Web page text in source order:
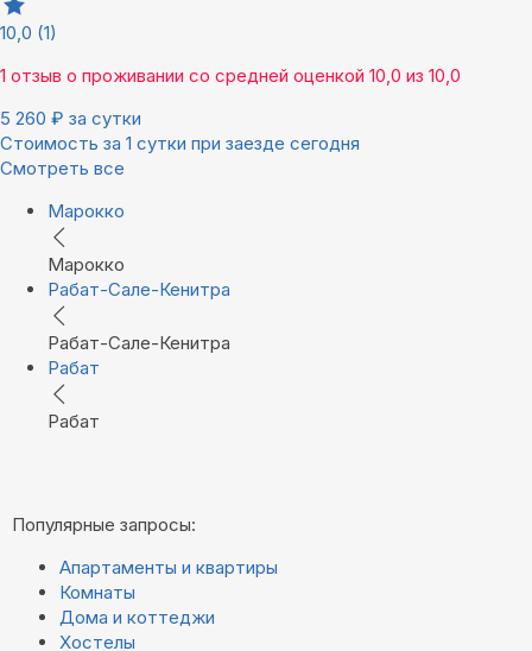
10,0 (1)
1 отзыв о проживании со средней оценкой 10,0 из 10,0
5 260 ₽ за сутки
Стоимость за 1 сутки при заезде сегодня
Смотреть все
Марокко
Марокко
Рабат-Сале-Кенитра
Рабат-Сале-Кенитра
Рабат
Рабат
Популярные запросы:
Апартаменты и квартиры
Комнаты
Дома и коттеджи
Хостелы